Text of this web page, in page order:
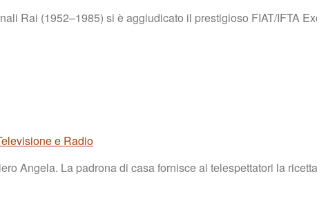
Rai (1952–1985) si è aggiudicato il prestigioso FIAT/IFTA
e Radio
Angela. La padrona di casa fornisce ai telespettatori la